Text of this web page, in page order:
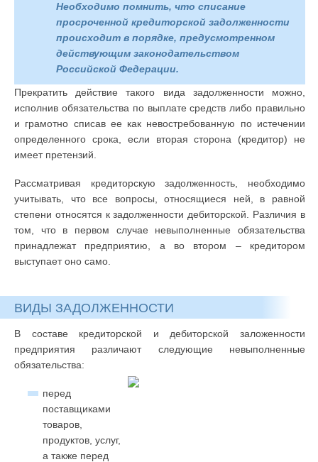
Необходимо помнить, что списание
просроченной кредиторской задолженности
происходит в порядке, предусмотренном
действующим законодательством
Российской Федерации.
Прекратить действие такого вида задолженности можно,
исполнив обязательства по выплате средств либо правильно
и грамотно списав ее как невостребованную по истечении
определенного срока, если вторая сторона (кредитор) не
имеет претензий.
Рассматривая кредиторскую задолженность, необходимо
учитывать, что все вопросы, относящиеся ней, в равной
степени относятся к задолженности дебиторской. Различия в
том, что в первом случае невыполненные обязательства
принадлежат предприятию, а во втором – кредитором
выступает оно само.
ВИДЫ ЗАДОЛЖЕННОСТИ
В составе кредиторской и дебиторской заложенности
предприятия различают следующие невыполненные
обязательства:
перед
поставщиками
товаров,
продуктов, услуг,
а также перед